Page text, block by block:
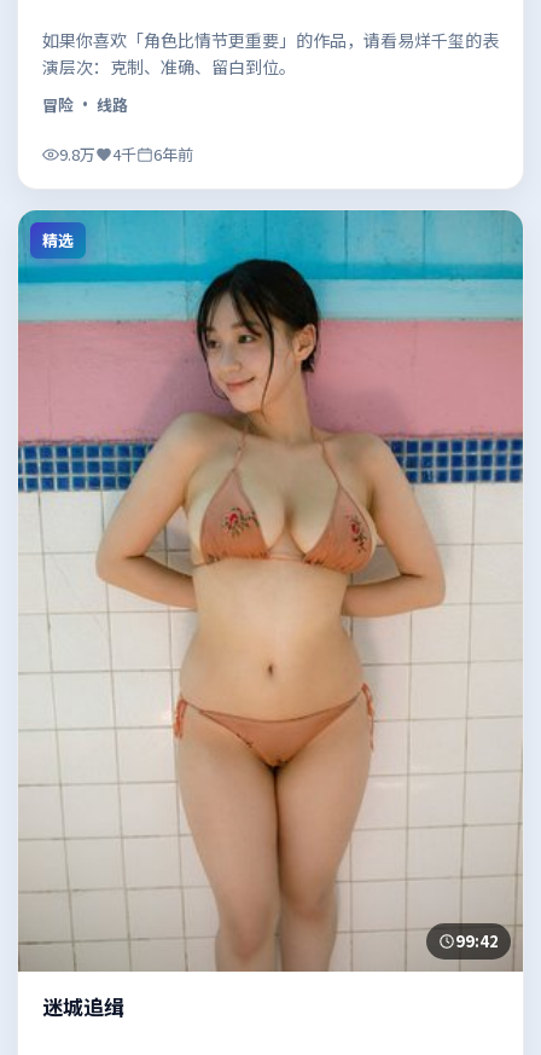
如果你喜欢「角色比情节更重要」的作品，请看易烊千玺的表
演层次：克制、准确、留白到位。
冒险 · 线路
9.8万 4千 6年前
精选
99:42
迷城追缉